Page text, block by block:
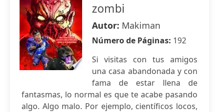
zombi
Autor: Makiman
Número de Páginas: 192
Si visitas con tus amigos
una casa abandonada y con
fama de estar llena de
fantasmas, lo normal es que te acabe pasando
algo. Algo malo. Por ejemplo, científicos locos,